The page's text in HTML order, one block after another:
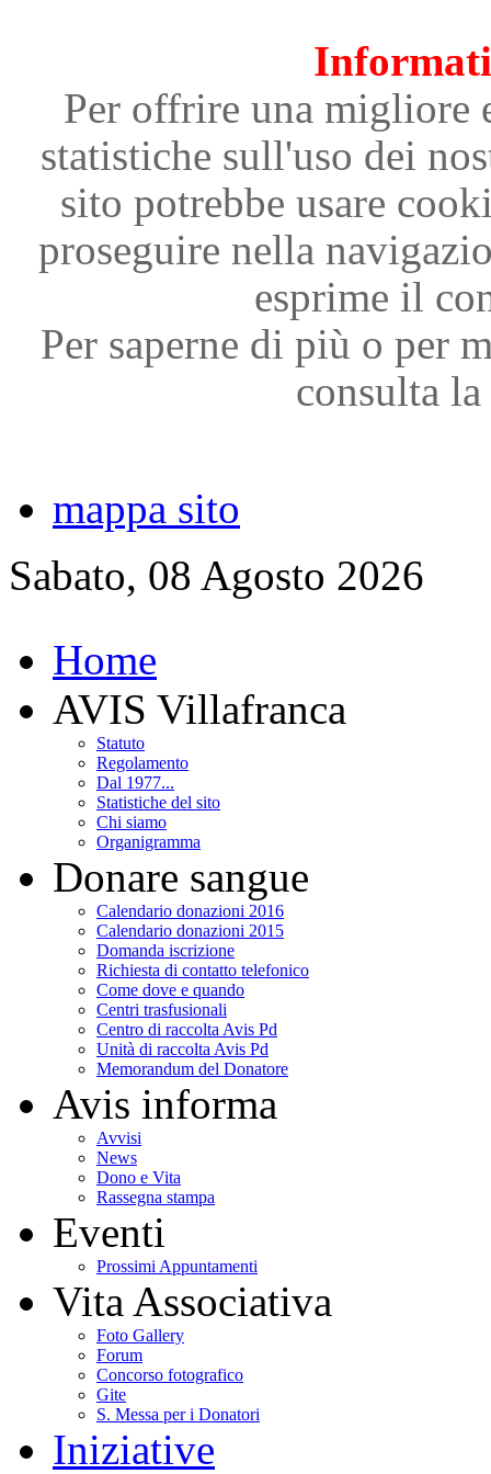
Per offrire una migliore
statistiche sull'uso dei
sito potrebbe usare
proseguire nella
esprime il
Per saperne di più o per
consulta
mappa sito
Sabato, 08 Agosto 2026
Home
AVIS Villafranca
Statuto
Regolamento
Dal 1977...
Statistiche del sito
Chi siamo
Organigramma
Donare sangue
Calendario donazioni 2016
Calendario donazioni 2015
Domanda iscrizione
Richiesta di contatto telefonico
Come dove e quando
Centri trasfusionali
Centro di raccolta Avis Pd
Unità di raccolta Avis Pd
Memorandum del Donatore
Avis informa
Avvisi
News
Dono e Vita
Rassegna stampa
Eventi
Prossimi Appuntamenti
Vita Associativa
Foto Gallery
Forum
Concorso fotografico
Gite
S. Messa per i Donatori
Iniziative